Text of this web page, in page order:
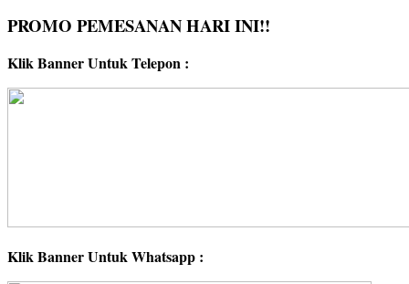
PROMO PEMESANAN HARI INI!!
Klik Banner Untuk Telepon :
Klik Banner Untuk Whatsapp :